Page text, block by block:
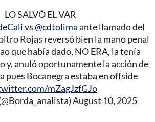
LO SALVÓ EL VAR
vs@cdtolimaante llamado del
Rojas reversó bien la mano penal
que había dado, NO ERA, la tenía
y, anuló oportunamente la acción de
pues Bocanegra estaba en offside
mZagJzfGJo
August 10, 2025